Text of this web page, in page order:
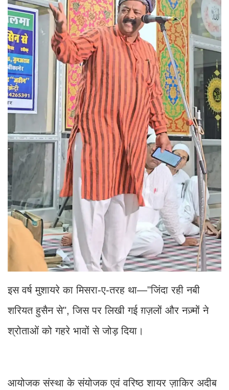
इस वर्ष मुशायरे का मिसरा-ए-तरह था—"जिंदा रही नबी
शरियत हुसैन से", जिस पर लिखी गई ग़ज़लों और नज़्मों ने
श्रोताओं को गहरे भावों से जोड़ दिया।
आयोजक संस्था के संयोजक एवं वरिष्ठ शायर ज़ाकिर अदीब